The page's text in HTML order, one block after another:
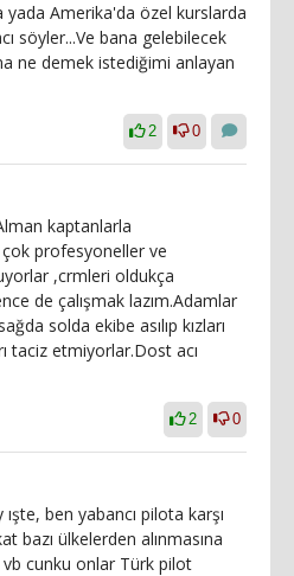
Amerika'da özel kurslarda
söyler...Ve bana gelebilecek
ne demek istediğimi anlayan
2 0
kaptanlarla
profesyoneller ve
,crmleri oldukça
de çalışmak lazım.Adamlar
solda ekibe asılıp kızları
taciz etmiyorlar.Dost acı
2 0
ben yabancı pilota karşı
bazı ülkelerden alınmasına
vb cunku onlar Türk pilot